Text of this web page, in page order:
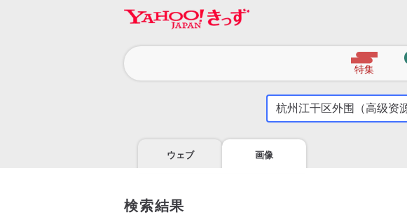
特集
気
に
こ
ウェブ 画像
検索結果